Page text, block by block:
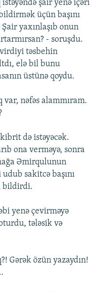
şair yenə içəri
üçün başını
yaxınlaşıb onun
- soruşdu.
təsbehin
elə bil bunu
üstünə qoydu.
nəfəs alammıram.
də istəyəcək.
ona verməyə, sonra
Əmirqulunun
sakitcə başını
bildirdi.
yenə çevirməyə
tələsik və
Gərək özün yazaydın!